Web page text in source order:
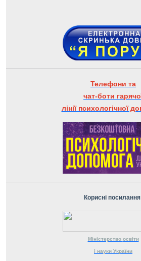
Телефони та
чат-боти
лінії психологічної
Корисні
Міністерство освіти
і науки України